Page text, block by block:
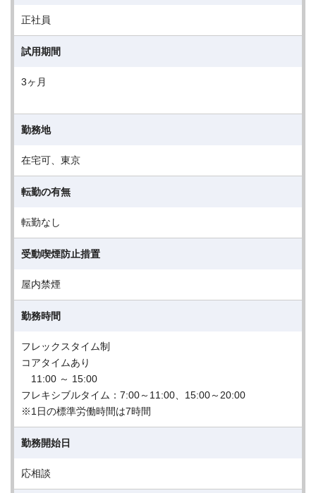
正社員
試用期間
3ヶ月
勤務地
在宅可、東京
転勤の有無
転勤なし
受動喫煙防止措置
屋内禁煙
勤務時間
フレックスタイム制
コアタイムあり
11:00 ～ 15:00
フレキシブルタイム：7:00～11:00、15:00～20:00
※1日の標準労働時間は7時間
勤務開始日
応相談